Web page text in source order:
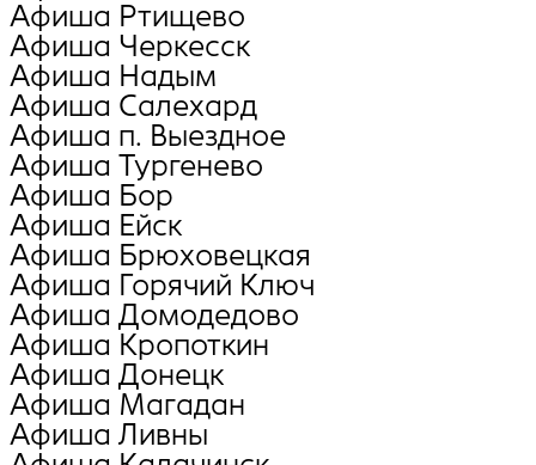
Афиша Ртищево
Афиша Черкесск
Афиша Надым
Афиша Салехард
Афиша п. Выездное
Афиша Тургенево
Афиша Бор
Афиша Ейск
Афиша Брюховецкая
Афиша Горячий Ключ
Афиша Домодедово
Афиша Кропоткин
Афиша Донецк
Афиша Магадан
Афиша Ливны